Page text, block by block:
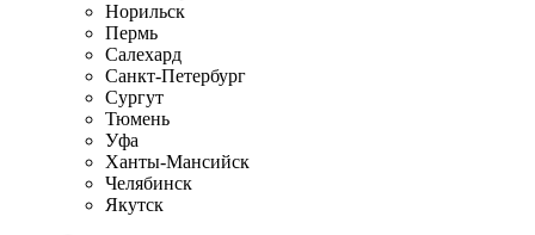
Норильск
Пермь
Салехард
Санкт-Петербург
Сургут
Тюмень
Уфа
Ханты-Мансийск
Челябинск
Якутск